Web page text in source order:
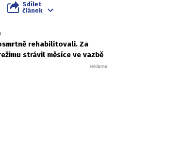
Sdílet
článek
rehabilitovali. Za
strávil měsíce ve vazbě